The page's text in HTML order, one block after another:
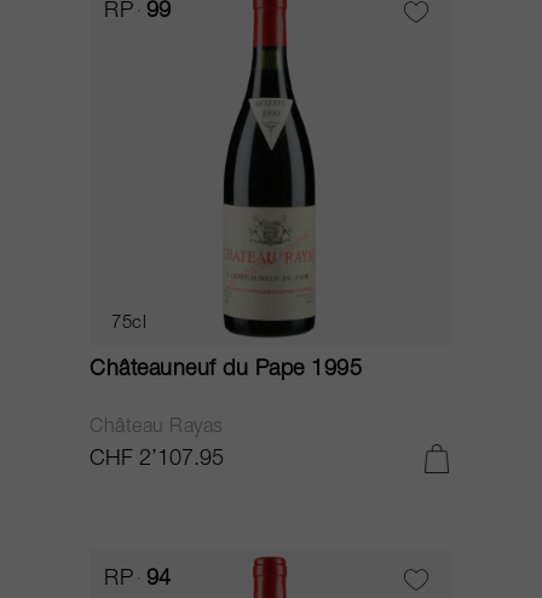
RP 99
75cl
Châteauneuf du Pape 1995
Château Rayas
CHF 2’107.95
RP 94